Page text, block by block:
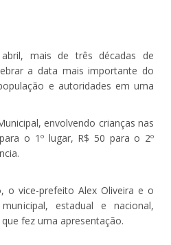
mais de três décadas de
a data mais importante do
e autoridades em uma
envolvendo crianças nas
o 1º lugar, R$ 50 para o 2º
o vice-prefeito Alex Oliveira e o
estadual e nacional,
fez uma apresentação.